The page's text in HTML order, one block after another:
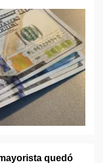
quedó